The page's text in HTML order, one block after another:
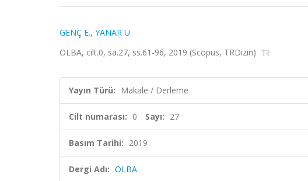
GENÇ E., YANAR U.
OLBA, cilt.0, sa.27, ss.61-96, 2019 (Scopus, TRDizin)
Yayın Türü: Makale / Derleme
Cilt numarası: 0 Sayı: 27
Basım Tarihi: 2019
Dergi Adı: OLBA